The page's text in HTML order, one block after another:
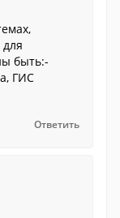
быть:-
ГИС
Ответить